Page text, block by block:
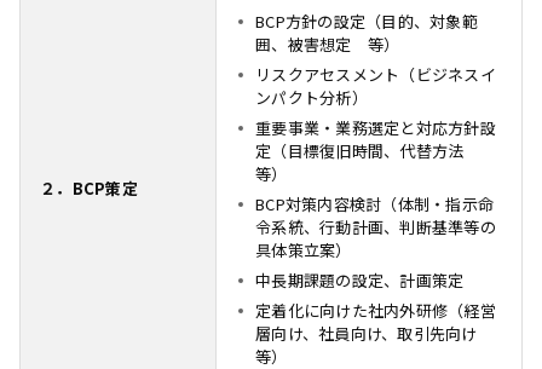
２．BCP策定
BCP方針の設定（目的、対象範
囲、被害想定 等）
リスクアセスメント（ビジネスイ
ンパクト分析）
重要事業・業務選定と対応方針設
定（目標復旧時間、代替方法
等）
BCP対策内容検討（体制・指示命
令系統、行動計画、判断基準等の
具体策立案）
中長期課題の設定、計画策定
定着化に向けた社内外研修（経営
層向け、社員向け、取引先向け
等）